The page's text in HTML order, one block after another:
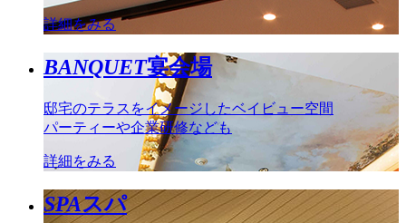
詳細をみる
BANQUET宴会場
邸宅のテラスをイメージしたベイビュー空間
パーティーや企業研修なども
詳細をみる
SPAスパ